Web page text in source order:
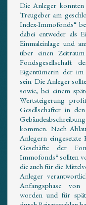
Die Anleger konnten
Treugeber am
Index-Immofonds“
dabei entweder als
Einmaleinlage und
über einen
Fondsgesellschaft
Eigentümerin der im
sein. Die Anleger
sowie, bei einem
Wertsteigerung
Gesellschafter in
kommen. Nach
Anlegern
Geschäfte der
Immofonds“ sollten
die auch für die
Anleger
Anfangsphase von
worden und für